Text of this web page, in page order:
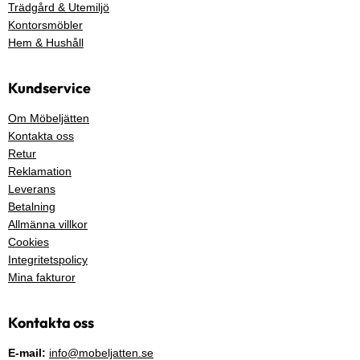
Trädgård & Utemiljö
Kontorsmöbler
Hem & Hushåll
Kundservice
Om Möbeljätten
Kontakta oss
Retur
Reklamation
Leverans
Betalning
Allmänna villkor
Cookies
Integritetspolicy
Mina fakturor
Kontakta oss
E-mail: info@mobeljatten.se